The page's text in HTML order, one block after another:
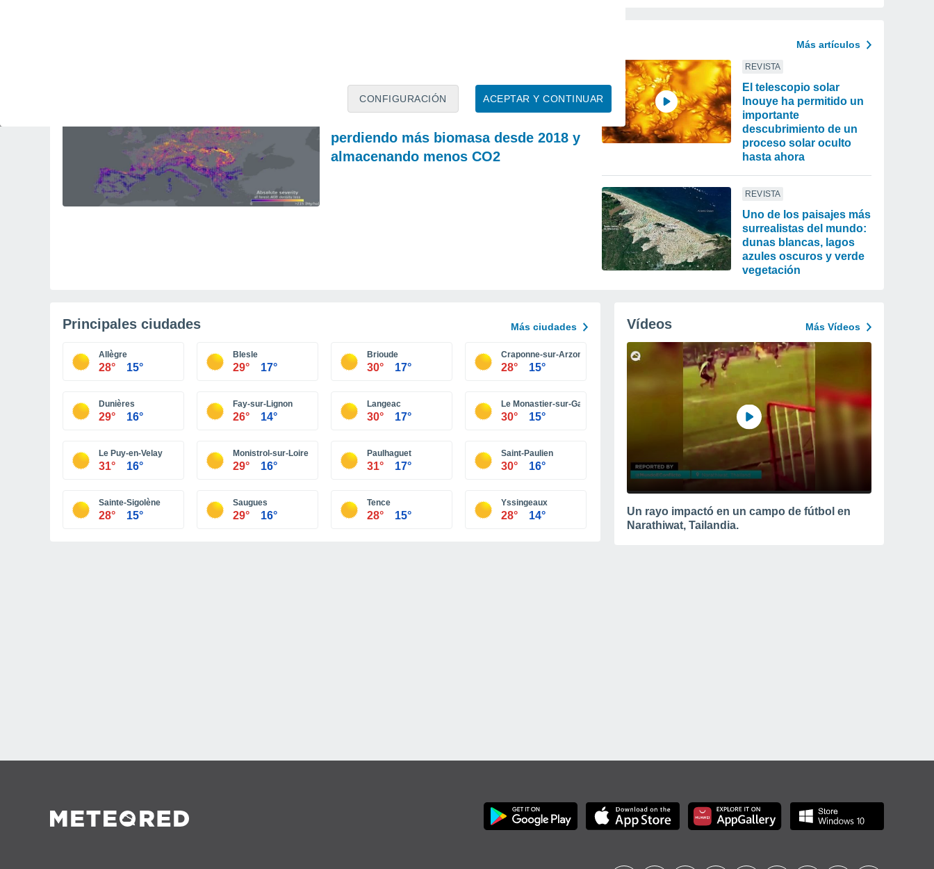
ACEPTAR Y CONTINUAR
CONFIGURACIÓN
Más artículos
REVISTA
perdiendo más biomasa desde 2018 y
almacenando menos CO2
REVISTA
El telescopio solar
Inouye ha permitido un
importante
descubrimiento de un
proceso solar oculto
hasta ahora
REVISTA
Uno de los paisajes más
surrealistas del mundo:
dunas blancas, lagos
azules oscuros y verde
vegetación
Principales ciudades Más ciudades
Allègre
28° 15°
Blesle
29° 17°
Brioude
30° 17°
Craponne-sur-Arzon
28° 15°
Dunières
29° 16°
Fay-sur-Lignon
26° 14°
Langeac
30° 17°
Le Monastier-sur-Gazeille
30° 15°
Le Puy-en-Velay
31° 16°
Monistrol-sur-Loire
29° 16°
Paulhaguet
31° 17°
Saint-Paulien
30° 16°
Sainte-Sigolène
28° 15°
Saugues
29° 16°
Tence
28° 15°
Yssingeaux
28° 14°
Vídeos Más Vídeos
Un rayo impactó en un campo de fútbol en
Narathiwat, Tailandia.